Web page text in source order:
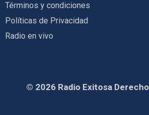
Términos y condiciones
Políticas de Privacidad
Radio en vivo
© 2026 Radio Exitosa